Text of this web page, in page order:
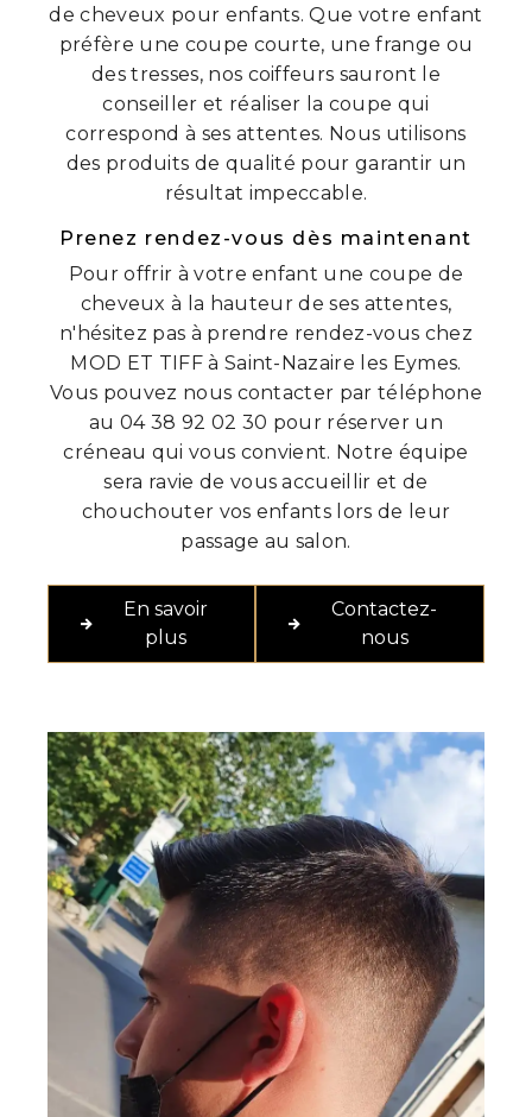
de cheveux pour enfants. Que votre enfant
préfère une coupe courte, une frange ou
des tresses, nos coiffeurs sauront le
conseiller et réaliser la coupe qui
correspond à ses attentes. Nous utilisons
des produits de qualité pour garantir un
résultat impeccable.
Prenez rendez-vous dès maintenant
Pour offrir à votre enfant une coupe de
cheveux à la hauteur de ses attentes,
n'hésitez pas à prendre rendez-vous chez
MOD ET TIFF à Saint-Nazaire les Eymes.
Vous pouvez nous contacter par téléphone
au 04 38 92 02 30 pour réserver un
créneau qui vous convient. Notre équipe
sera ravie de vous accueillir et de
chouchouter vos enfants lors de leur
passage au salon.
En savoir
plus
Contactez-
nous